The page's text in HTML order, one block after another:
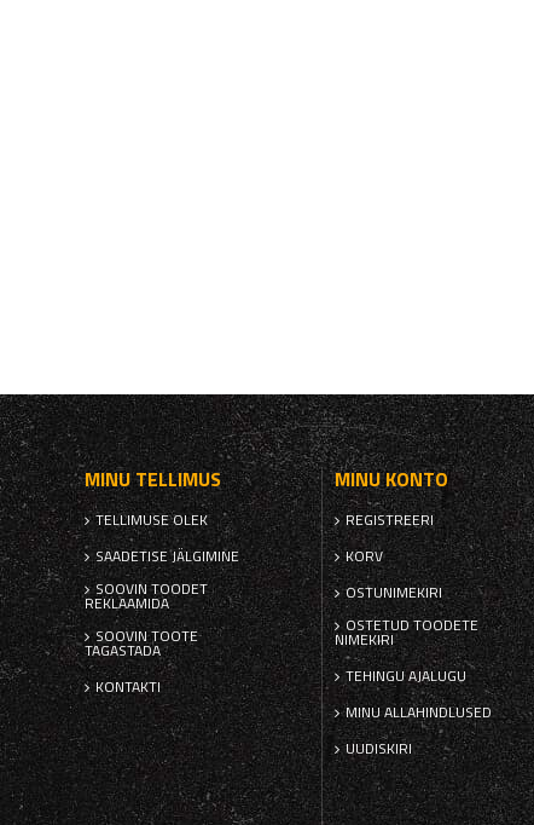
MINU TELLIMUS
TELLIMUSE OLEK
SAADETISE JÄLGIMINE
SOOVIN TOODET
REKLAAMIDA
SOOVIN TOOTE
TAGASTADA
KONTAKTI
MINU KONTO
REGISTREERI
KORV
OSTUNIMEKIRI
OSTETUD TOODETE
NIMEKIRI
TEHINGU AJALUGU
MINU ALLAHINDLUSED
UUDISKIRI